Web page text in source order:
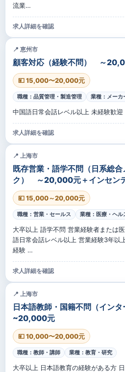
流業…
求人詳細を確認
📍 恵州市
顧客対応（経験不問） ～
💴 15,000〜20,000元
職種：品質管理・製造管理 業種：メーカ
中国語日常会話レベル以上 未経験歓迎
求人詳細を確認
📍 上海市
既存営業・語学不問（日系総
ク） ～20,000元＋インセン
💴 15,000～20,000元
職種：営業・セールス 業種：医療・ヘル
大卒以上 語学不問 営業経験者または
語日常会話レベル以上 営業経験3年以
経験 …
求人詳細を確認
📍 上海市
日本語教師・国籍不問（イン
~20,000元
💴 10,000〜20,000元
職種：教師・講師 業種：教育・研究
大卒以上 日本語教育の経験がある方